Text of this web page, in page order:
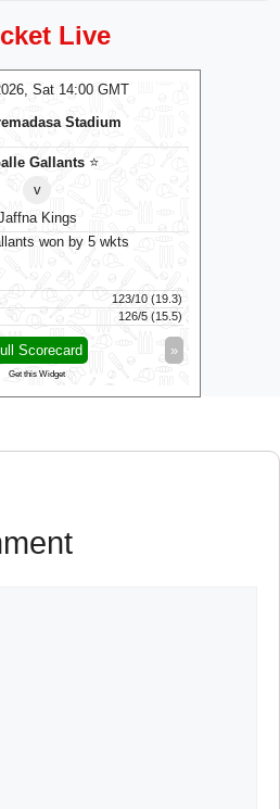
Live
Sat 14:00 GMT
Stadium
Gallants ⭐
v
Kings
won by 5 wkts
123/10 (19.3)
126/5 (15.5)
»
Scorecard
Get this Widget